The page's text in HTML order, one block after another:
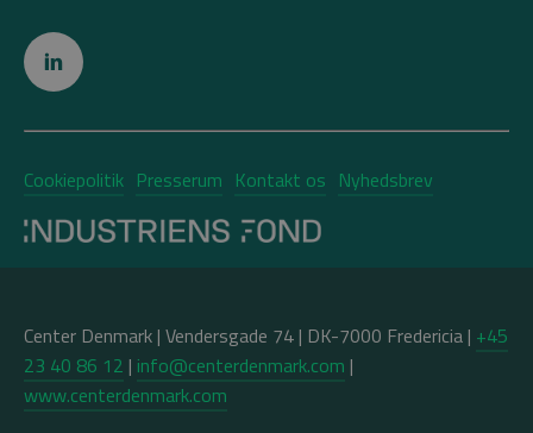
Cookiepolitik Presserum Kontakt os Nyhedsbrev
Center Denmark | Vendersgade 74 | DK-7000 Fredericia | +45
23 40 86 12 | info@centerdenmark.com |
www.centerdenmark.com